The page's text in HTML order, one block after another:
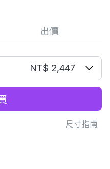
出價
NT$ 2,447
尺寸指南